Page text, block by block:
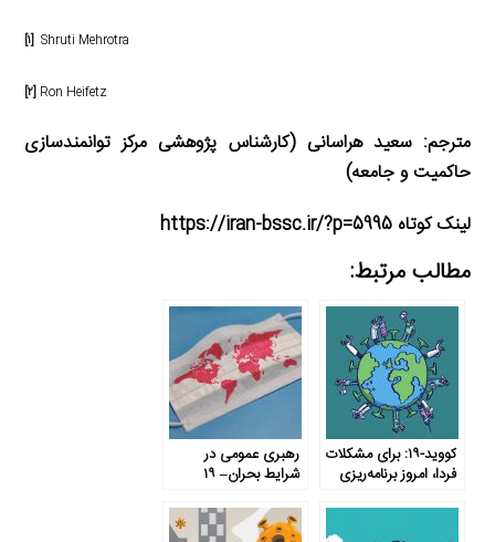
[۱] Shruti Mehrotra
[۲] Ron Heifetz
مترجم: سعید هراسانی (کارشناس پژوهشی مرکز توانمندسازی
حاکمیت و جامعه)
لینک کوتاه https://iran-bssc.ir/?p=5995
مطالب مرتبط:
کووید-۱۹: برای مشکلات
فردا، امروز برنامه‌ریزی
رهبری عمومی در
شرایط بحران– ۱۹